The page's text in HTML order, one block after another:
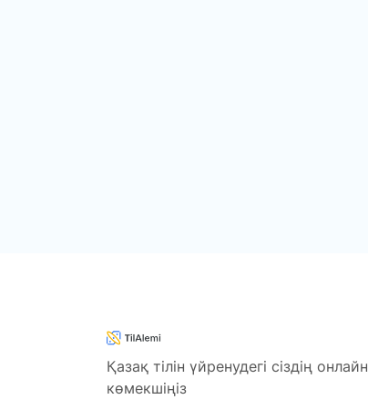
Қазақ тілін үйренудегі сіздің онлайн
көмекшіңіз